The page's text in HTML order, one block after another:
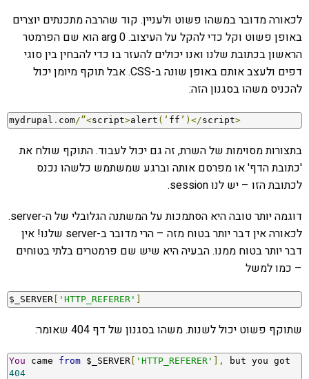
לכאורה מדובר במשהו פשוט ולעניין. קוד שהרבה מתכנתים יוצרים
באופן פשוט וקל כדי להקל על העיצוב. arg 0 הוא שם הפרמטר
הראשון בכתובת שלנו ואנו יכולים להעזר בו כדי להבחין בין סוגי
דפים ולעצב אותם באופן שונה ב-CSS. אבל תוקף מיומן יכול
להכניס משהו בסגנון הזה:
mydrupal . com/”<script>alert (‘ ff ’)</script>
בתצורות מסוימות של השרת, זה גם יכול לעבוד. התוקף שולח את
'כתובת הדף' או מפרסם אותה וברגע שמשתמש כלשהו נכנס
לכתובת הזו – יש לנו session.
דוגמה יותר טובה היא הסתמכות על המשתנה הגלובלי של ה-server.
לכאורה אין דבר יותר בטוח מזה – הרי מדובר ב-server שלנו! אין
דבר יותר בטוח ממנו. הבעיה היא שיש שם פרמטרים בלתי בטוחים
– כמו למשל
$_SERVER [ 'HTTP_REFERER' ]
שתוקף פשוט יכול לשנות. משהו בסגנון של דף 404 שאומר:
You came from $_SERVER [ 'HTTP_REFERER' ],
404